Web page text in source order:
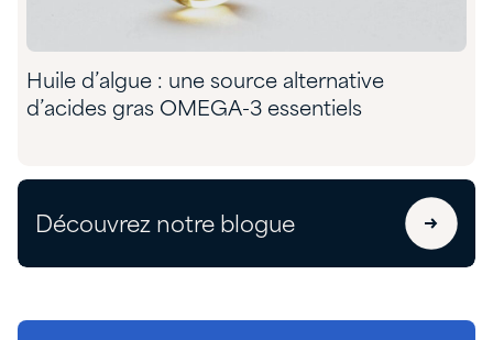
Huile d’algue : une source alternative
d’acides gras OMEGA-3 essentiels
Découvrez notre blogue